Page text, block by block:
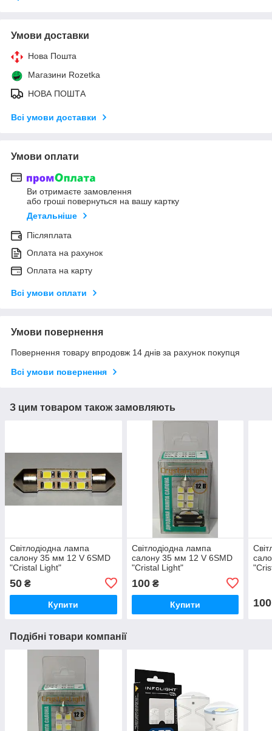
Умови доставки
Нова Пошта
Магазини Rozetka
НОВА ПОШТА
Всі умови доставки
Умови оплати
Ви отримаєте замовлення
або гроші повернуться на вашу картку
Детальніше
Післяплата
Оплата на рахунок
Оплата на карту
Всі умови оплати
Умови повернення
Повернення товару впродовж 14 днів за рахунок покупця
Всі умови повернення
З цим товаром також замовляють
Світлодіодна лампа
салону 35 мм 12 V 6SMD
"Cristal Light"
50 ₴
Купити
Світлодіодна лампа
салону 35 мм 12 V 6SMD
"Cristal Light"
100₴
Купити 100
Подібні товари компанії